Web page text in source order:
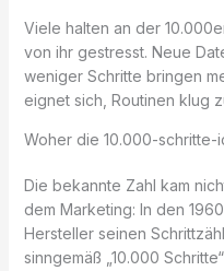
Viele halten an der
von ihr gestresst. Neue
weniger Schritte bringen
eignet sich, Routinen klug
Woher die 10.000-schritte-
Die bekannte Zahl kam
dem Marketing: In den
Hersteller seinen
sinngemäß „10.000